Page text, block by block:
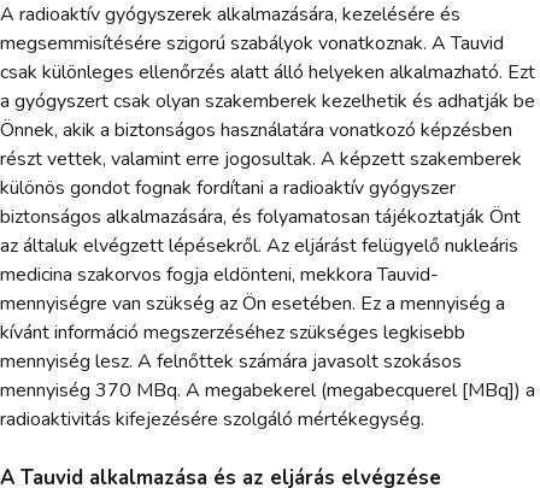
A radioaktív gyógyszerek alkalmazására, kezelésére és
megsemmisítésére szigorú szabályok vonatkoznak. A Tauvid
csak különleges ellenőrzés alatt álló helyeken alkalmazható. Ezt
a gyógyszert csak olyan szakemberek kezelhetik és adhatják be
Önnek, akik a biztonságos használatára vonatkozó képzésben
részt vettek, valamint erre jogosultak. A képzett szakemberek
különös gondot fognak fordítani a radioaktív gyógyszer
biztonságos alkalmazására, és folyamatosan tájékoztatják Önt
az általuk elvégzett lépésekről. Az eljárást felügyelő nukleáris
medicina szakorvos fogja eldönteni, mekkora Tauvid-
mennyiségre van szükség az Ön esetében. Ez a mennyiség a
kívánt információ megszerzéséhez szükséges legkisebb
mennyiség lesz. A felnőttek számára javasolt szokásos
mennyiség 370 MBq. A megabekerel (megabecquerel [MBq]) a
radioaktivitás kifejezésére szolgáló mértékegység.
A Tauvid alkalmazása és az eljárás elvégzése